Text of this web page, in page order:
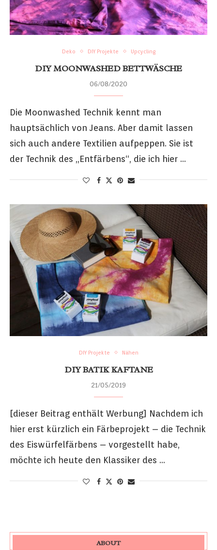
Deko DIY Projekte Upcycling
DIY MOONWASHED BETTWÄSCHE
06/08/2020
Die Moonwashed Technik kennt man
hauptsächlich von Jeans. Aber damit lassen
sich auch andere Textilien aufpeppen. Sie ist
der Technik des „Entfärbens“, die ich hier …
DIY Projekte Nähen
DIY BATIK KAFTANE
21/05/2019
[dieser Beitrag enthält Werbung] Nachdem ich
hier erst kürzlich ein Färbeprojekt – die Technik
des Eiswürfelfärbens – vorgestellt habe,
möchte ich heute den Klassiker des …
ABOUT